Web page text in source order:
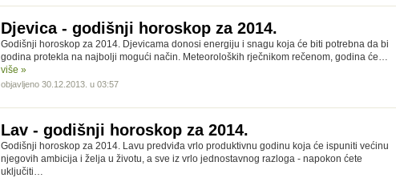
Djevica - godišnji horoskop za 2014.
Godišnji horoskop za 2014. Djevicama donosi energiju i snagu koja će biti potrebna da bi
godina protekla na najbolji mogući način. Meteoroloških rječnikom rečenom, godina će…
više »
objavljeno 30.12.2013. u 03:57
Lav - godišnji horoskop za 2014.
Godišnji horoskop za 2014. Lavu predviđa vrlo produktivnu godinu koja će ispuniti većinu
njegovih ambicija i želja u životu, a sve iz vrlo jednostavnog razloga - napokon ćete
uključiti…